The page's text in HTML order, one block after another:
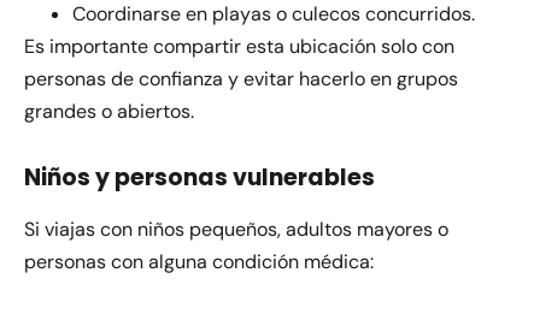
Coordinarse en playas o culecos concurridos.
Es importante compartir esta ubicación solo con
personas de confianza y evitar hacerlo en grupos
grandes o abiertos.
Niños y personas vulnerables
Si viajas con niños pequeños, adultos mayores o
personas con alguna condición médica: